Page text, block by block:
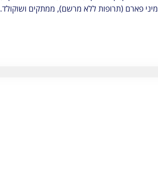
מיני פארם (תרופות ללא מרשם), ממתקים ושוקולד.